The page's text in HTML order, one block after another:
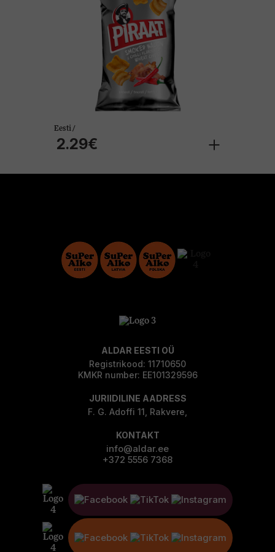
Eesti /
2.29€
ALDAR EESTI OÜ
Registrikood: 11710650
KMKR number: EE101329596
JURIIDILINE AADRESS
F. G. Adoffi 11, Rakvere,
KONTAKT
info@aldar.ee
+372 5556 7368